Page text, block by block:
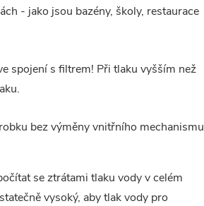
- jako jsou bazény, školy, restaurace
spojení s filtrem! Při tlaku vyšším než
bez výměny vnitřního mechanismu
se ztrátami tlaku vody v celém
vysoký, aby tlak vody pro